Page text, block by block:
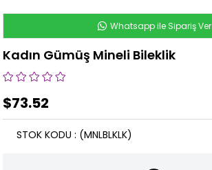
Whatsapp ile Sipariş Ver
Kadın Gümüş Mineli Bileklik
$73.52
(MNLBLKLK)
STOK KODU